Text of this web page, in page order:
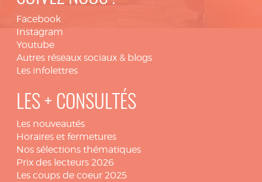
Facebook
Instagram
Youtube
Autres réseaux sociaux & blogs
Les infolettres
LES + CONSULTÉS
Les nouveautés
Horaires et fermetures
Nos sélections thématiques
Prix des lecteurs 2026
Les coups de coeur 2025